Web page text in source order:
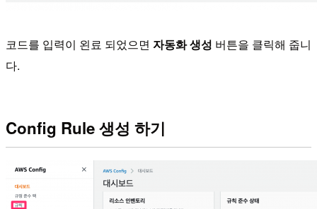
코드를 입력이 왼료 되었으면 자동화 생성 버튼을 클릭해 줍니
다.
Config Rule 생성 하기